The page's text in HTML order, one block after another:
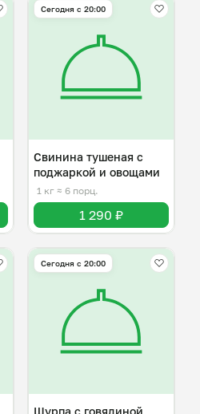
Сегодня с 20:00
Свинина тушеная с
поджаркой и овощами
1 кг ≈ 6 порц.
1 290 ₽
Сегодня с 20:00
Шурпа с говядиной